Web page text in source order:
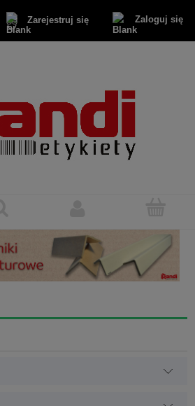
Zarejestruj się Zaloguj się